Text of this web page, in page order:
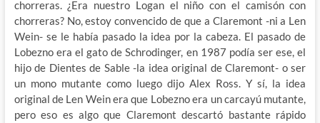
chorreras. ¿Era nuestro Logan el niño con el camisón con
chorreras? No, estoy convencido de que a Claremont -ni a Len
Wein- se le había pasado la idea por la cabeza. El pasado de
Lobezno era el gato de Schrodinger, en 1987 podía ser ese, el
hijo de Dientes de Sable -la idea original de Claremont- o ser
un mono mutante como luego dijo Alex Ross. Y sí, la idea
original de Len Wein era que Lobezno era un carcayú mutante,
pero eso es algo que Claremont descartó bastante rápido